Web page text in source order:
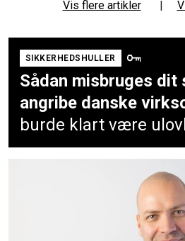
Vis flere artikler |
SIKKERHEDSHULLER
Sådan misbruges
angribe danske
burde klart være